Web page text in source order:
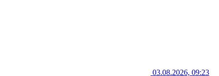
03.08.2026, 09:23